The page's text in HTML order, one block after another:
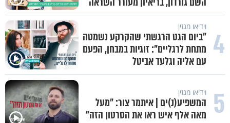
4 וידיאו מגזין
"ביום הגט הרגשתי שהקרקע נשמטה
מתחת לרגליים": זוגיות במבחן, הפעם
עם אליה וגלעד אביטל
5 וידיאו מגזין
המשפיע(נ)ים | איתמר צור: "מעל
מאה אלף איש ראו את הסרטון הזה"